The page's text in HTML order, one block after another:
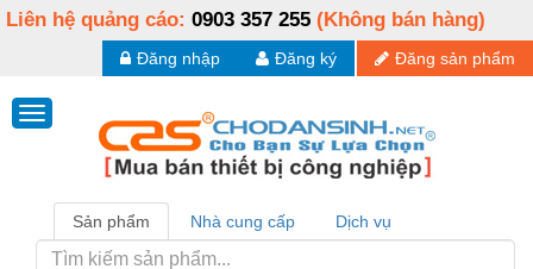
Liên hệ quảng cáo: 0903 357 255 (Không bán hàng)
Đăng sản phẩm
Đăng ký
Đăng nhập
Sản phẩm Nhà cung cấp Dịch vụ